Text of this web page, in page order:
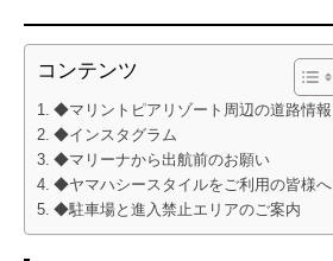
コンテンツ
◆マリントピアリゾート周辺の道路情報
◆インスタグラム
◆マリーナから出航前のお願い
◆ヤマハシースタイルをご利用の皆様へ
◆駐車場と進入禁止エリアのご案内